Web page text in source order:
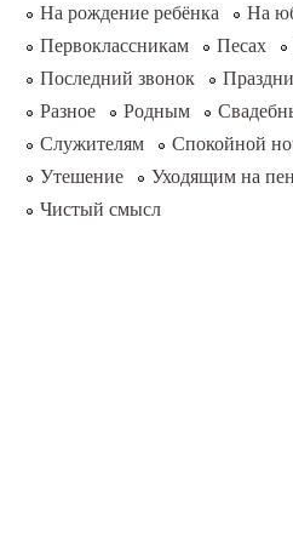
На рождение ребёнка
На
Первоклассникам
Песах
Последний звонок
Разное
Родным
Служителям
Спокойной
Утешение
Уходящим на
Чистый смысл